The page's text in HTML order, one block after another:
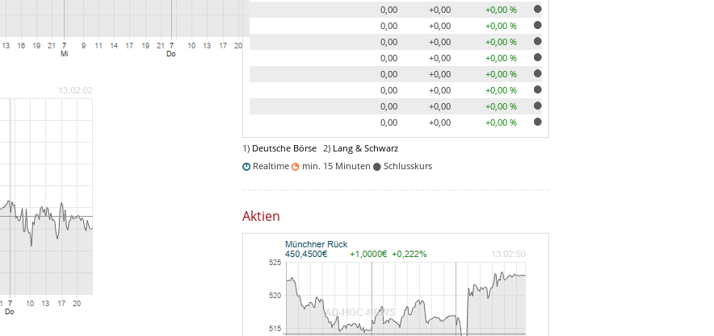
0,00
+0,00
+0,00 %
0,00
+0,00
+0,00 %
0,00
+0,00
+0,00 %
0,00
+0,00
+0,00 %
0,00
+0,00
+0,00 %
0,00
+0,00
+0,00 %
0,00
+0,00
+0,00 %
0,00
+0,00 +0,00 %
1) Deutsche Börse 2) Lang & Schwarz
Realtime
min. 15 Minuten Schlusskurs
Aktien